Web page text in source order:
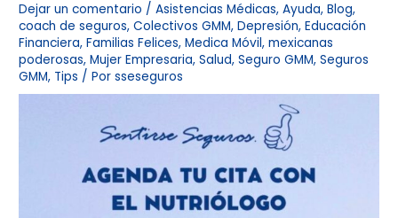
Dejar un comentario /Asistencias Médicas,Ayuda,Blog,
coach de seguros,Colectivos GMM,Depresión,Educación
Financiera,Familias Felices,Medica Móvil,mexicanas
poderosas,Mujer Empresaria,Salud,Seguro GMM,Seguros
GMM, Tips / Porsseseguros